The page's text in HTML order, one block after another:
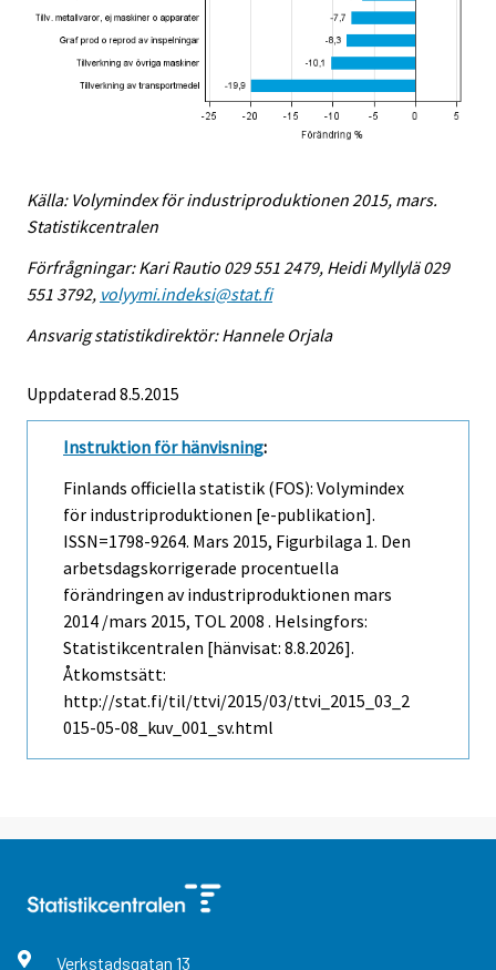
Källa: Volymindex för industriproduktionen 2015, mars.
Statistikcentralen
Förfrågningar: Kari Rautio 029 551 2479, Heidi Myllylä 029
551 3792, volyymi.indeksi@stat.fi
Ansvarig statistikdirektör: Hannele Orjala
Uppdaterad 8.5.2015
Instruktion för hänvisning:
Finlands officiella statistik (FOS): Volymindex
för industriproduktionen [e-publikation].
ISSN=1798-9264. Mars 2015, Figurbilaga 1. Den
arbetsdagskorrigerade procentuella
förändringen av industriproduktionen mars
2014 /mars 2015, TOL 2008 . Helsingfors:
Statistikcentralen [hänvisat: 8.8.2026].
Åtkomstsätt:
http://stat.fi/til/ttvi/2015/03/ttvi_2015_03_2
015-05-08_kuv_001_sv.html
Verkstadsgatan 13